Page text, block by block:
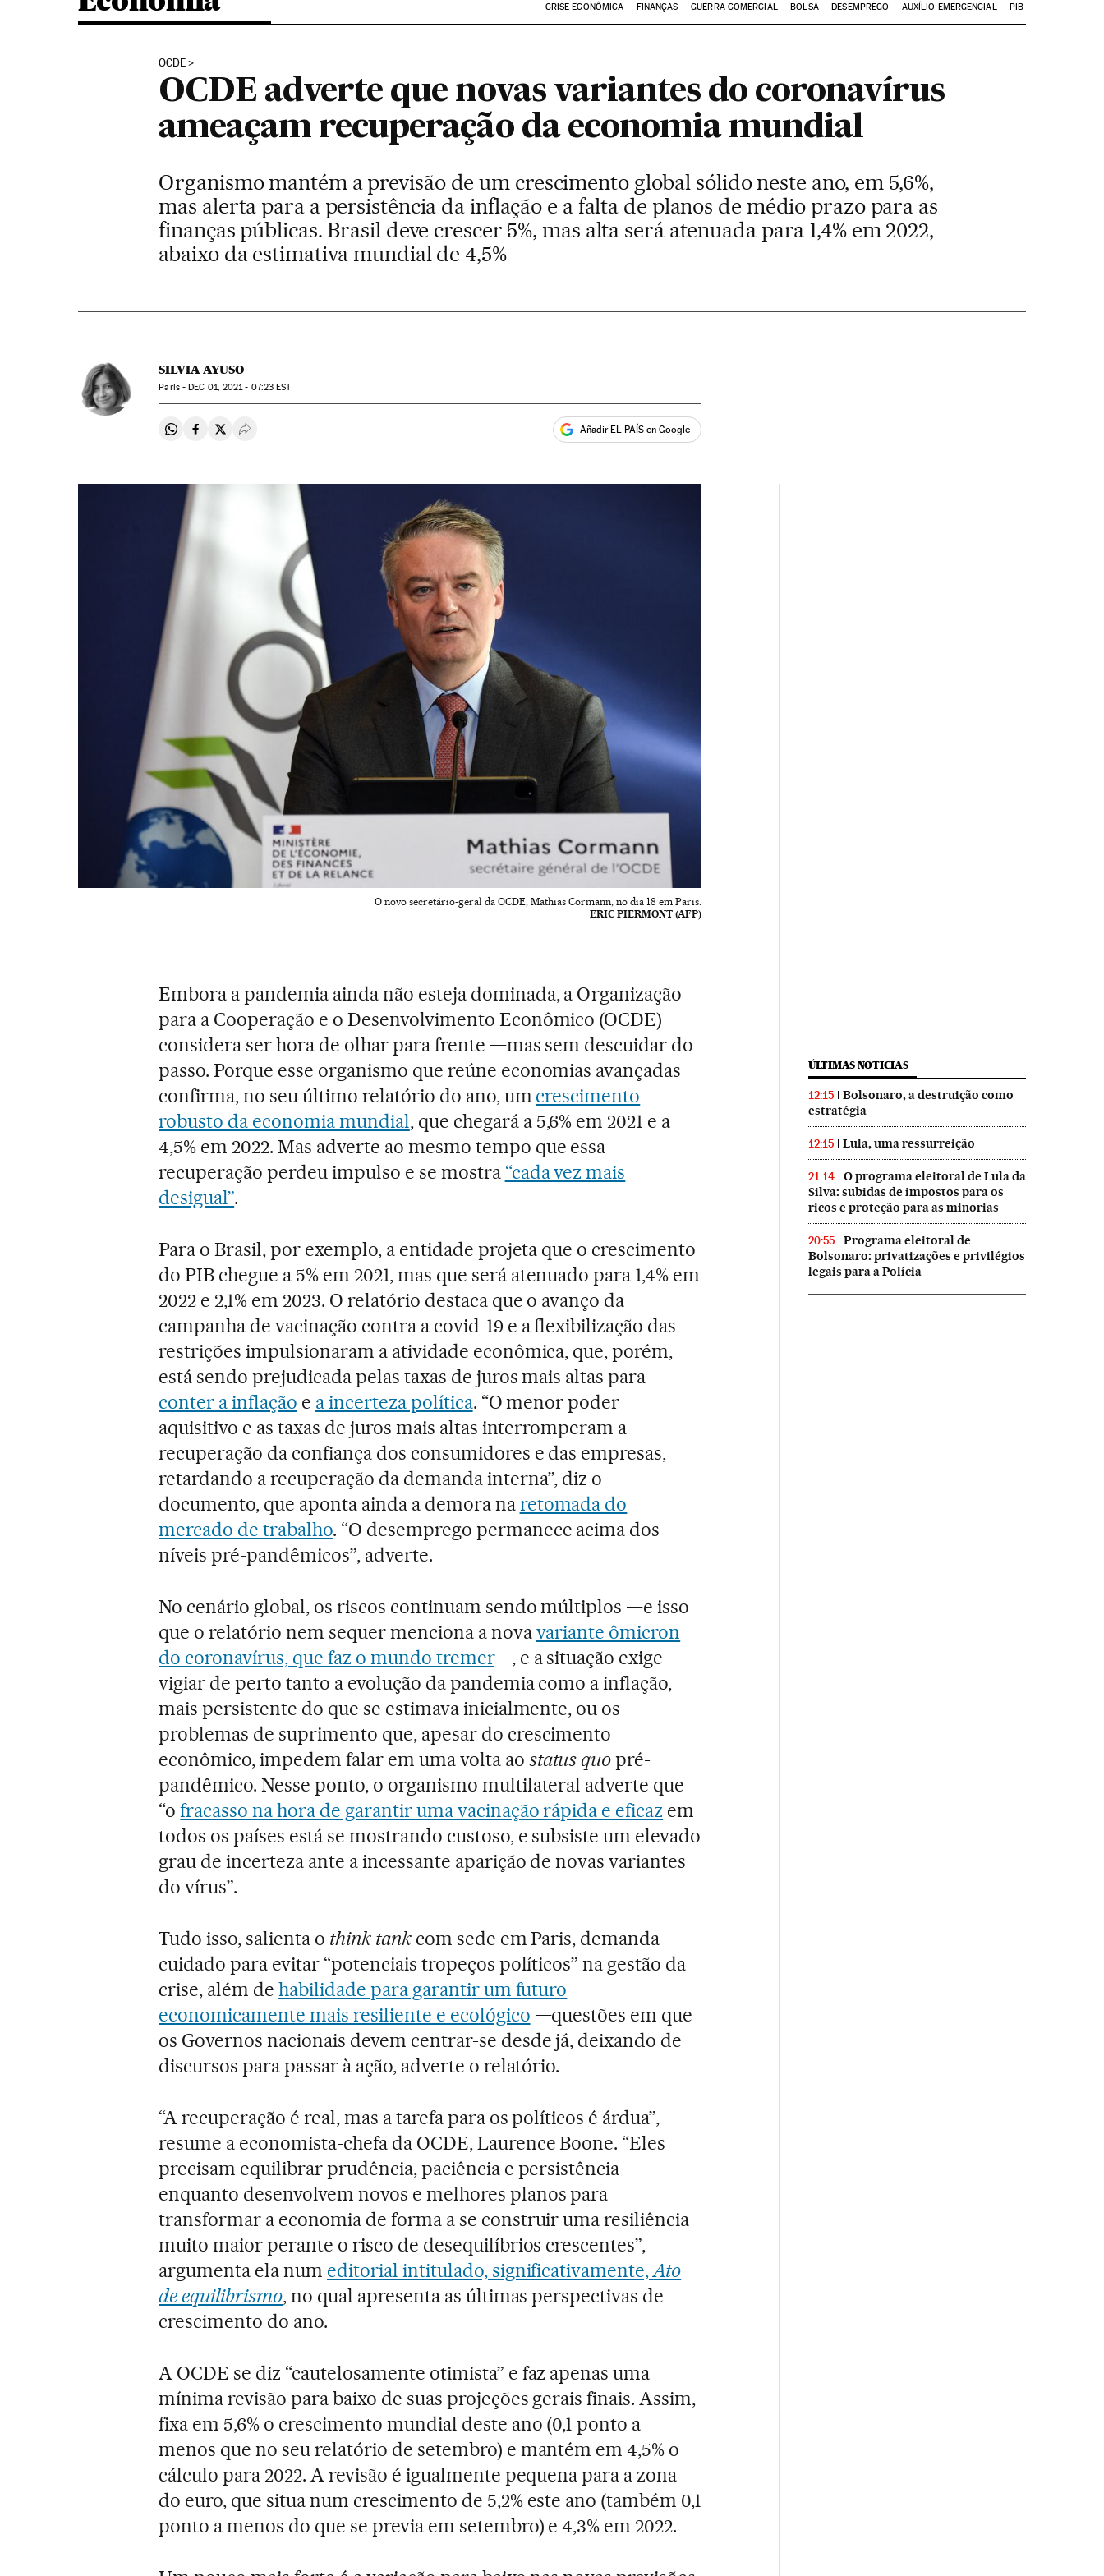
CRISE ECONÔMICA FINANÇAS GUERRA COMERCIAL BOLSA DESEMPREGO AUXÍLIO EMERGENCIAL PIB
OCDE
OCDE adverte que novas variantes do coronavírus
ameaçam recuperação da economia mundial
Organismo mantém a previsão de um crescimento global sólido neste ano, em 5,6%,
mas alerta para a persistência da inflação e a falta de planos de médio prazo para as
finanças públicas. Brasil deve crescer 5%, mas alta será atenuada para 1,4% em 2022,
abaixo da estimativa mundial de 4,5%
SILVIA AYUSO
Paris -DEC 01, 2021 - 07:23 EST
Compartir en Whatsapp
Compartir en Facebook
Compartir en Twitter
Desplegar Redes Sociales Añadir EL PAÍS en Google
O novo secretário-geral da OCDE, Mathias Cormann, no dia 18 em Paris.
ERIC PIERMONT (AFP)
Embora a pandemia ainda não esteja dominada, a Organização
para a Cooperação e o Desenvolvimento Econômico (OCDE)
considera ser hora de olhar para frente —mas sem descuidar do
passo. Porque esse organismo que reúne economias avançadas
confirma, no seu último relatório do ano, um crescimento
robusto da economia mundial, que chegará a 5,6% em 2021 e a
4,5% em 2022. Mas adverte ao mesmo tempo que essa
recuperação perdeu impulso e se mostra “cada vez mais
desigual”.
Para o Brasil, por exemplo, a entidade projeta que o crescimento
do PIB chegue a 5% em 2021, mas que será atenuado para 1,4% em
2022 e 2,1% em 2023. O relatório destaca que o avanço da
campanha de vacinação contra a covid-19 e a flexibilização das
restrições impulsionaram a atividade econômica, que, porém,
está sendo prejudicada pelas taxas de juros mais altas para
conter a inflação e a incerteza política. “O menor poder
aquisitivo e as taxas de juros mais altas interromperam a
recuperação da confiança dos consumidores e das empresas,
retardando a recuperação da demanda interna”, diz o
documento, que aponta ainda a demora naretomada do
mercado de trabalho. “O desemprego permanece acima dos
níveis pré-pandêmicos”, adverte.
No cenário global, os riscos continuam sendo múltiplos —e isso
que o relatório nem sequer menciona a novavariante ômicron
do coronavírus, que faz o mundo tremer—, e a situação exige
vigiar de perto tanto a evolução da pandemia como a inflação,
mais persistente do que se estimava inicialmente, ou os
problemas de suprimento que, apesar do crescimento
econômico, impedem falar em uma volta ao status quopré-
pandêmico. Nesse ponto, o organismo multilateral adverte que
“ofracasso na hora de garantir uma vacinação rápida e eficaz em
todos os países está se mostrando custoso, e subsiste um elevado
grau de incerteza ante a incessante aparição de novas variantes
do vírus”.
Tudo isso, salienta o think tankcom sede em Paris, demanda
cuidado para evitar “potenciais tropeços políticos” na gestão da
crise, além dehabilidade para garantir um futuro
economicamente mais resiliente e ecológico —questões em que
os Governos nacionais devem centrar-se desde já, deixando de
discursos para passar à ação, adverte o relatório.
“A recuperação é real, mas a tarefa para os políticos é árdua”,
resume a economista-chefa da OCDE, Laurence Boone. “Eles
precisam equilibrar prudência, paciência e persistência
enquanto desenvolvem novos e melhores planos para
transformar a economia de forma a se construir uma resiliência
muito maior perante o risco de desequilíbrios crescentes”,
argumenta ela num editorial intitulado, significativamente,Ato
de equilibrismo, no qual apresenta as últimas perspectivas de
crescimento do ano.
A OCDE se diz “cautelosamente otimista” e faz apenas uma
mínima revisão para baixo de suas projeções gerais finais. Assim,
fixa em 5,6% o crescimento mundial deste ano (0,1 ponto a
menos que no seu relatório de setembro) e mantém em 4,5% o
cálculo para 2022. A revisão é igualmente pequena para a zona
do euro, que situa num crescimento de 5,2% este ano (também 0,1
ponto a menos do que se previa em setembro) e 4,3% em 2022.
ÚLTIMAS NOTICIAS
12:15
Bolsonaro, a destruição como
estratégia
12:15 Lula, uma ressurreição
21:14
O programa eleitoral de Lula da
Silva: subidas de impostos para os
ricos e proteção para as minorias
20:55
Programa eleitoral de
Bolsonaro: privatizações e privilégios
legais para a Polícia